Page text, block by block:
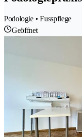
Podologie • Fusspflege
Geöffnet